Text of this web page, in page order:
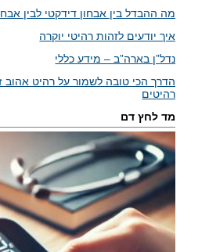
מה ההבדל בין אבחון דידקטי לבין
איך יודעים לזהות רהיטי יוקרה
נדל”ן בארה”ב – מידע כללי
הדרך הכי טובה לשמור על רהיט אהוב
רהיטים
מד לחץ דם